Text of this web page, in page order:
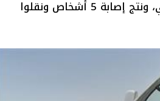
أسفر عن انقلاب السيارة أعلى الطريق الأوسطي، ونتج إصابة 5 أشخاص ونقلوا